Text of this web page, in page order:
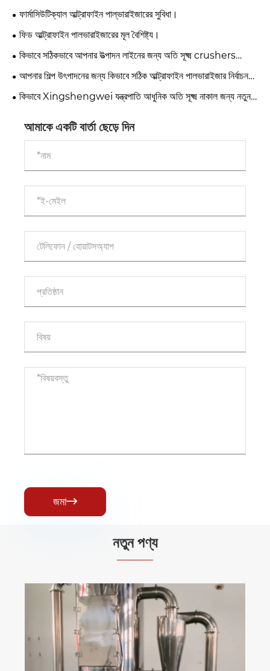
ফার্মাসিউটিক্যাল আল্ট্রাফাইন পাল্ভারাইজারের সুবিধা।
ফিড আল্ট্রাফাইন পালভারাইজারের মূল বৈশিষ্ট্য।
কিভাবে সঠিকভাবে আপনার উত্পাদন লাইনের জন্য অতি সূক্ষ্ম crushers
আপনার শিল্প উৎপাদনের জন্য কিভাবে সঠিক আল্ট্রাফাইন পালভারাইজার নির্বাচন
করবেন? ক্রস বর্ডার প্রকিউরমেন্টের জন্য মূল নির্দেশিকা
কিভাবে Xingshengwei যন্ত্রপাতি আধুনিক অতি সূক্ষ্ম নাকাল জন্য নতুন
আমাকে একটি বার্তা ছেড়ে দিন
জমা
নতুন পণ্য